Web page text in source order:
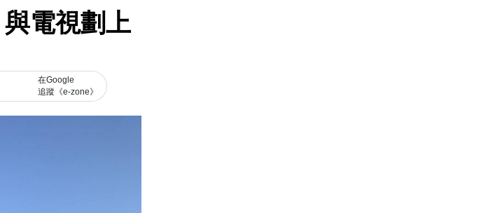
電視劃上
在Google
追蹤《e-zone》